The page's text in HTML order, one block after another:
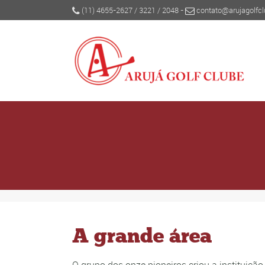
(11) 4655-2627/ 3221 / 2048-
A grande área